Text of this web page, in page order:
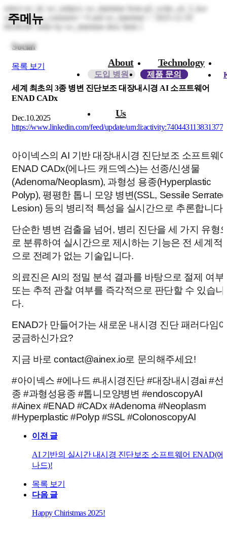
주메뉴
About
Us​
Technology
도입 병원 제품 문의
select wr_id, wr_subject, wr_datetime from g5_write_s4_3_kor
where wr_is_comment = 0 and wr_datetime < '2025-12-10
00:00:00' order by wr_datetime desc limit 1
Social
목록 보기
세계 최초의 3종 병변 진단보조 대장내시경 AI 소프트웨어
ENAD CADx
Dec.10.2025
https://www.linkedin.com/feed/update/
아이넥스의 AI 기반 대장내시경 진단보조 소프트웨
ENAD CADx(에나드 캐드엑스)는 선종/신생물
(Adenoma/Neoplasm), 과형성 용종(Hyperplastic
Polyp), 평평한 톱니 모양 병변(SSL, Sessile Serrated
Lesion) 등의 병리적 특성을 실시간으로 추론합니다.
단순한 병변 검출을 넘어, 병리 진단을 세 가지 유형
로 분류하여 실시간으로 제시하는 기능은 전 세계적
으로 전례가 없는 기술입니다.
의료진은 AI의 정밀 분석 결과를 바탕으로 절제 여부
또는 추적 관찰 여부를 즉각적으로 판단할 수 있습니
다.
ENAD가 만들어가는 새로운 내시경 진단 패러다임
궁금하신가요?
지금 바로contact@ainex.io로 문의해주세요!
#아이넥스 #에나드 #내시경진단 #대장내시경ai #선
종 #과형성용종 #톱니모양병변 #endoscopyAI
#Ainex #ENAD #CADx #Adenoma #Neoplasm
#Hyperplastic #Polyp #SSL #ColonoscopyAI
이전 글
AI 기반의 실시간 내시경 진단보조 소프트웨어 ENAD(에
나드)!
목록 보기
다음 글
Happy Chiristmas 2025!